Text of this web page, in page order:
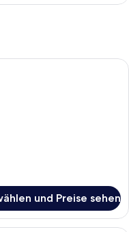
mit Bett,
und Preise sehen